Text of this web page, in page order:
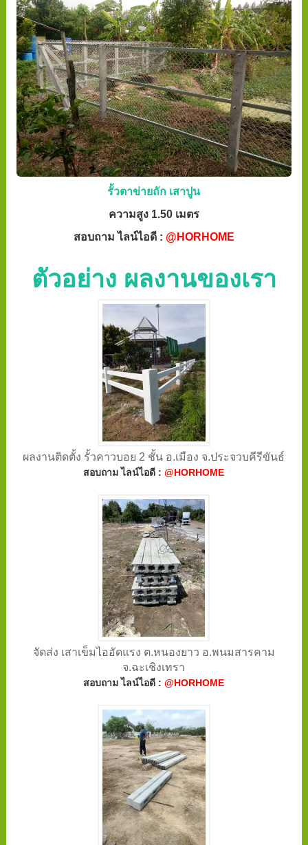
รั้วตาข่ายถัก เสาปูน
ความสูง 1.50 เมตร
สอบถาม ไลน์ไอดี : @HORHOME
ตัวอย่าง ผลงานของเรา
ผลงานติดตั้ง รั้วคาวบอย 2 ชั้น อ.เมือง จ.ประจวบคีรีขันธ์
สอบถาม ไลน์ไอดี :@HORHOME
จัดส่ง เสาเข็มไออัดแรง ต.หนองยาว อ.พนมสารคาม
จ.ฉะเชิงเทรา
สอบถาม ไลน์ไอดี :@HORHOME